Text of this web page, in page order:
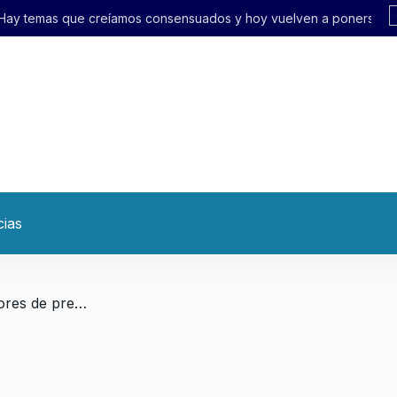
y hoy vuelven a ponerse en discusión»
/ Lecchi: “Las y los trabajadores de prensa necesitamos una paritaria urgente”